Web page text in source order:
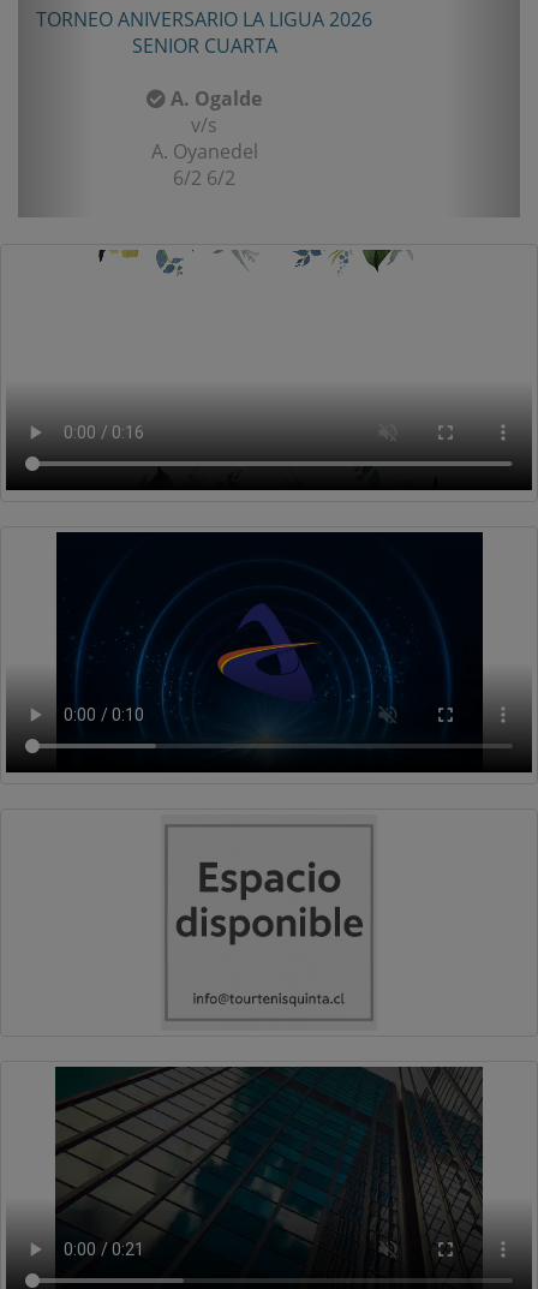
TORNEO ANIVERSARIO LA LIGUA 2026
SENIOR CUARTA
A. Ogalde
v/s
A. Oyanedel
6/2 6/2